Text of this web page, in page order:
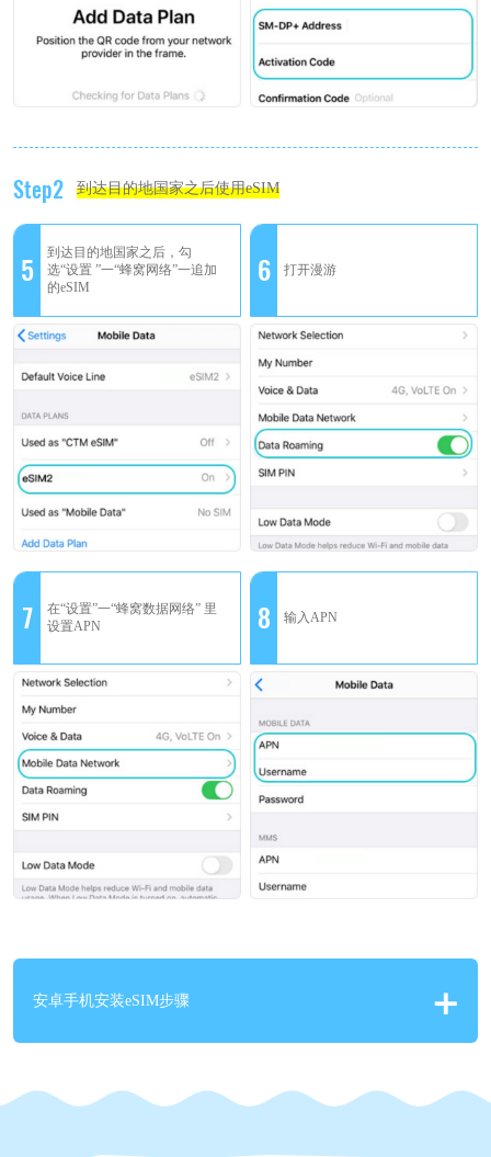
Step2 到达目的地国家之后使用eSIM
5
到达目的地国家之后，勾
选“设置 ”一“蜂窝网络”一追加
的eSIM
6 打开漫游
7
在“设置”一“蜂窝数据网络” 里
设置APN
8 输入APN
安卓手机安装eSIM步骤